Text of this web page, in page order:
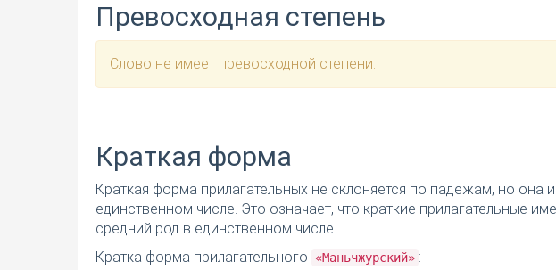
Превосходная степень
Слово не имеет превосходной степени.
Краткая форма
Краткая форма прилагательных не склоняется по падежам, но она
единственном числе. Это означает, что краткие прилагательные
средний род в единственном числе.
Кратка форма прилагательного
«Маньчжурский» :